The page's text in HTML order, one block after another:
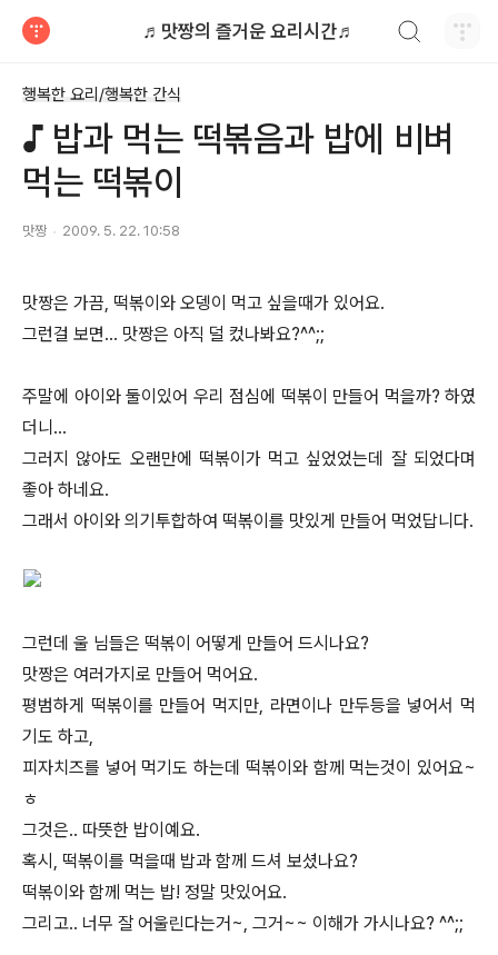
♬맛짱의 즐거운 요리시간♬
행복한 요리/행복한 간식
♪ 밥과 먹는 떡볶음과 밥에 비벼
먹는 떡볶이
맛짱 2009. 5. 22. 10:58
맛짱은 가끔, 떡볶이와 오뎅이 먹고 싶을때가 있어요.
그런걸 보면... 맛짱은 아직 덜 컸나봐요?^^;;
주말에 아이와 둘이있어 우리 점심에 떡볶이 만들어 먹을까? 하였
더니...
그러지 않아도 오랜만에 떡볶이가 먹고 싶었었는데 잘 되었다며
좋아 하네요.
그래서 아이와 의기투합하여 떡볶이를 맛있게 만들어 먹었답니다.
그런데 울 님들은 떡볶이 어떻게 만들어 드시나요?
맛짱은 여러가지로 만들어 먹어요.
평범하게 떡볶이를 만들어 먹지만, 라면이나 만두등을 넣어서 먹
기도 하고,
피자치즈를 넣어 먹기도 하는데 떡볶이와 함께 먹는것이 있어요~
ㅎ
그것은.. 따뜻한 밥이예요.
혹시, 떡볶이를 먹을때 밥과 함께 드셔 보셨나요?
떡볶이와 함께 먹는 밥! 정말 맛있어요.
그리고.. 너무 잘 어울린다는거~, 그거~~ 이해가 가시나요? ^^;;